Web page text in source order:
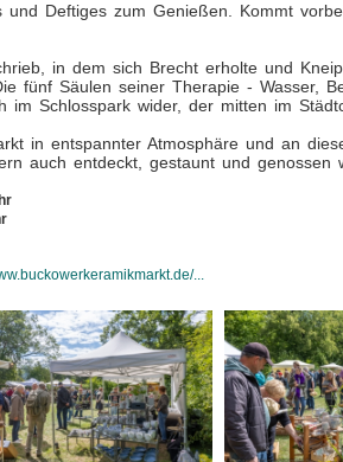
und Deftiges zum Genießen. Kommt
in dem sich Brecht erholte und
fünf Säulen seiner Therapie - Wasser,
im Schlosspark wider, der mitten im
in entspannter Atmosphäre und an
auch entdeckt, gestaunt und genossen
...